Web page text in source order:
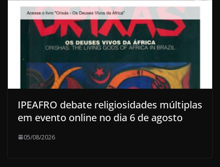
IPEAFRO debate religiosidades múltiplas
em evento online no dia 6 de agosto
05/08/2026